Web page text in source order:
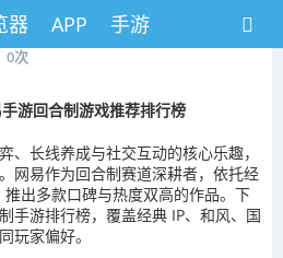
器 APP 手游
0次
游回合制游戏推荐排行榜
、长线养成与社交互动的核心乐趣，
网易作为回合制赛道深耕者，依托经
出多款口碑与热度双高的作品。下
手游排行榜，覆盖经典 IP、和风、国
玩家偏好。